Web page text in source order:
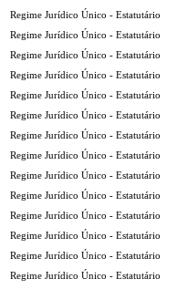
Regime Jurídico Único - Estatutário
Regime Jurídico Único - Estatutário
Regime Jurídico Único - Estatutário
Regime Jurídico Único - Estatutário
Regime Jurídico Único - Estatutário
Regime Jurídico Único - Estatutário
Regime Jurídico Único - Estatutário
Regime Jurídico Único - Estatutário
Regime Jurídico Único - Estatutário
Regime Jurídico Único - Estatutário
Regime Jurídico Único - Estatutário
Regime Jurídico Único - Estatutário
Regime Jurídico Único - Estatutário
Regime Jurídico Único - Estatutário